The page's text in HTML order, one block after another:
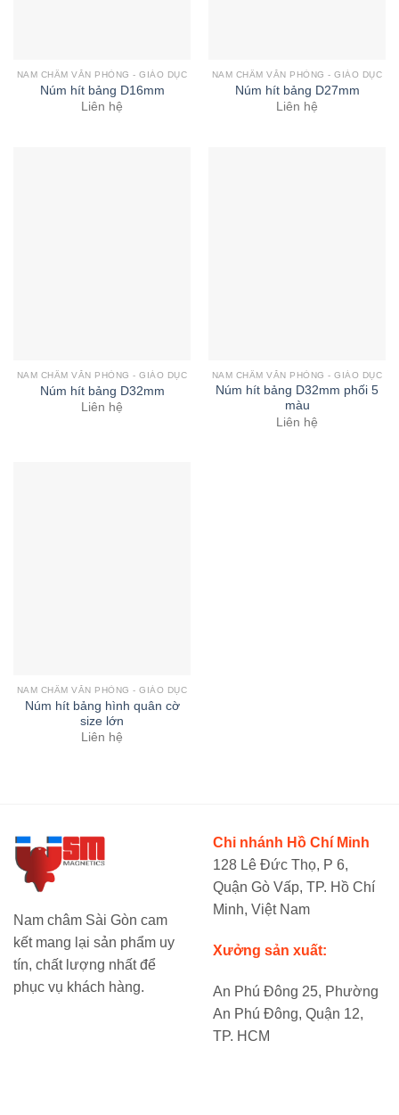
NAM CHÂM VĂN PHÒNG - GIÁO DỤC
Núm hít bảng D16mm
Liên hệ
NAM CHÂM VĂN PHÒNG - GIÁO DỤC
Núm hít bảng D27mm
Liên hệ
NAM CHÂM VĂN PHÒNG - GIÁO DỤC
Núm hít bảng D32mm
Liên hệ
NAM CHÂM VĂN PHÒNG - GIÁO DỤC
Núm hít bảng D32mm phối 5
màu
Liên hệ
NAM CHÂM VĂN PHÒNG - GIÁO DỤC
Núm hít bảng hình quân cờ
size lớn
Liên hệ
Nam châm Sài Gòn cam
kết mang lại sản phẩm uy
tín, chất lượng nhất để
phục vụ khách hàng.
Chi nhánh Hồ Chí Minh
128 Lê Đức Thọ, P 6,
Quận Gò Vấp, TP. Hồ Chí
Minh, Việt Nam
Xưởng sản xuất:
An Phú Đông 25, Phường
An Phú Đông, Quận 12,
TP. HCM